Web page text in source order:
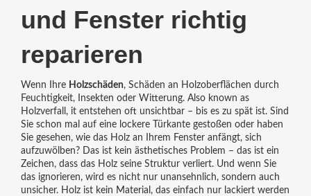
und Fenster richtig
reparieren
Wenn Ihre Holzschäden, Schäden an Holzoberflächen durch
Feuchtigkeit, Insekten oder Witterung. Also known as
Holzverfall , it entstehen oft unsichtbar – bis es zu spät ist.Sind
Sie schon mal auf eine lockere Türkante gestoßen oder haben
Sie gesehen, wie das Holz an Ihrem Fenster anfängt, sich
aufzuwölben? Das ist kein ästhetisches Problem – das ist ein
Zeichen, dass das Holz seine Struktur verliert. Und wenn Sie
das ignorieren, wird es nicht nur unansehnlich, sondern auch
unsicher. Holz ist kein Material, das einfach nur lackiert werden